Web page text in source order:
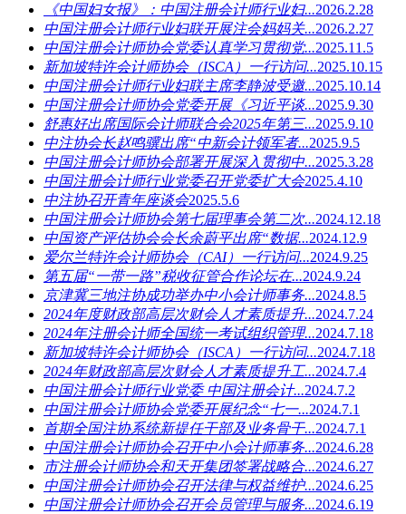
《中国妇女报》：中国注册会计师行业妇...2026.2.28
中国注册会计师行业妇联开展注会妈妈关...2026.2.27
中国注册会计师协会党委认真学习贯彻党...2025.11.5
新加坡特许会计师协会（ISCA）一行访问...2025.10.15
中国注册会计师行业妇联主席李静波受邀...2025.10.14
中国注册会计师协会党委开展《习近平谈...2025.9.30
舒惠好出席国际会计师联合会2025年第三...2025.9.10
中注协会长赵鸣骥出席“中新会计领军者...2025.9.5
中国注册会计师协会部署开展深入贯彻中...2025.3.28
中国注册会计师行业党委召开党委扩大会2025.4.10
中注协召开青年座谈会2025.5.6
中国注册会计师协会第七届理事会第二次...2024.12.18
中国资产评估协会会长余蔚平出席“数据...2024.12.9
爱尔兰特许会计师协会（CAI）一行访问...2024.9.25
第五届“一带一路”税收征管合作论坛在...2024.9.24
京津冀三地注协成功举办中小会计师事务...2024.8.5
2024年度财政部高层次财会人才素质提升...2024.7.24
2024年注册会计师全国统一考试组织管理...2024.7.18
新加坡特许会计师协会（ISCA）一行访问...2024.7.18
2024年财政部高层次财会人才素质提升工...2024.7.4
中国注册会计师行业党委 中国注册会计...2024.7.2
中国注册会计师协会党委开展纪念“七一...2024.7.1
首期全国注协系统新提任干部及业务骨干...2024.7.1
中国注册会计师协会召开中小会计师事务...2024.6.28
市注册会计师协会和天开集团签署战略合...2024.6.27
中国注册会计师协会召开法律与权益维护...2024.6.25
中国注册会计师协会召开会员管理与服务...2024.6.19